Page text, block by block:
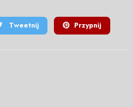
Tweetnij Przypnij